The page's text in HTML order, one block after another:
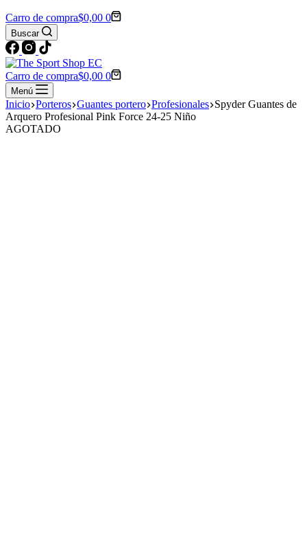
Carro de compra$0,00 0
Buscar
Carro de compra$0,00 0
Menú
Inicio Porteros Guantes portero Profesionales Spyder Guantes de
Arquero Profesional Pink Force 24-25 Niño
AGOTADO